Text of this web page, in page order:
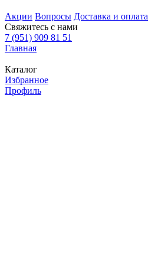
Акции Вопросы Доставка и оплата
Свяжитесь с нами
7 (951) 909 81 51
Главная
Каталог
Избранное
Профиль